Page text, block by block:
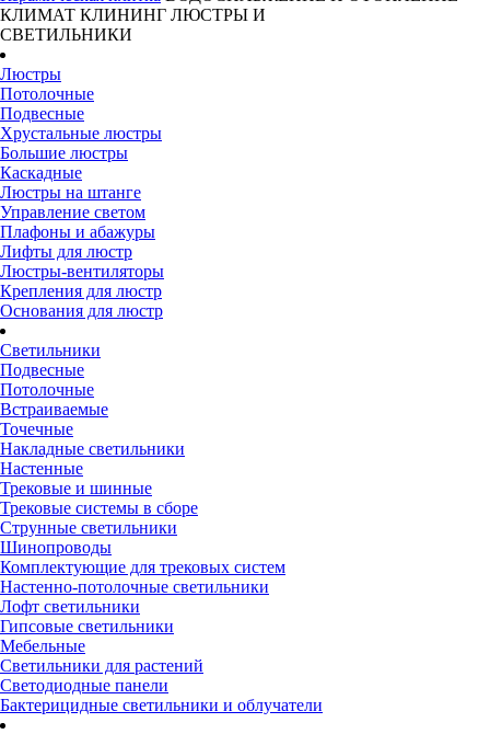
КЛИМАТ КЛИНИНГ ЛЮСТРЫ И
СВЕТИЛЬНИКИ
Люстры
Потолочные
Подвесные
Хрустальные люстры
Большие люстры
Каскадные
Люстры на штанге
Управление светом
Плафоны и абажуры
Лифты для люстр
Люстры-вентиляторы
Крепления для люстр
Основания для люстр
Светильники
Подвесные
Потолочные
Встраиваемые
Точечные
Накладные светильники
Настенные
Трековые и шинные
Трековые системы в сборе
Струнные светильники
Шинопроводы
Комплектующие для трековых систем
Настенно-потолочные светильники
Лофт светильники
Гипсовые светильники
Мебельные
Светильники для растений
Светодиодные панели
Бактерицидные светильники и облучатели